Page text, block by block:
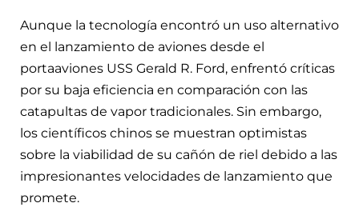
Aunque la tecnología encontró un uso alternativo
en el lanzamiento de aviones desde el
portaaviones USS Gerald R. Ford, enfrentó críticas
por su baja eficiencia en comparación con las
catapultas de vapor tradicionales. Sin embargo,
los científicos chinos se muestran optimistas
sobre la viabilidad de su cañón de riel debido a las
impresionantes velocidades de lanzamiento que
promete.